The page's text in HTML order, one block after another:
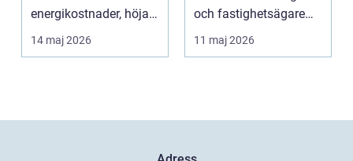
energikostnader, höja
komforten och ge...
14 maj 2026
och fastighetsägare
intresserar sig för n...
11 maj 2026